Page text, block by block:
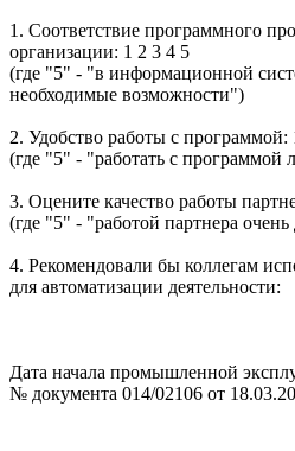
1. Соответствие программного
организации: 1 2 3 4 5
(где "5" - "в информационной
необходимые возможности")
2. Удобство работы с программой:
(где "5" - "работать с программой
3. Оцените качество работы
(где "5" - "работой партнера
4. Рекомендовали бы коллегам
для автоматизации деятельности:
Дата начала промышленной
№ документа 014/02106 от